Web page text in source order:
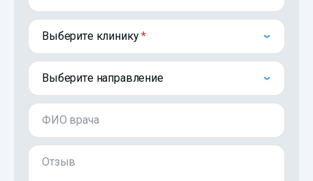
Выберите клинику
Выберите направление
ФИО врача
Отзыв